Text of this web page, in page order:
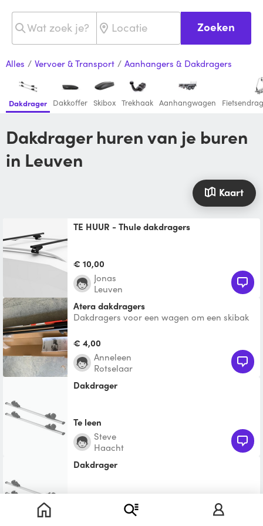
Zoeken
Alles / Vervoer & Transport / Aanhangers & Dakdragers
Dakdrager Dakkoffer Skibox Trekhaak Aanhangwagen
Dakdrager huren van je buren
in Leuven
Kaart
TE HUUR - Thule dakdragers
€ 10,00
Jonas
Leuven
Atera dakdragers
Dakdragers voor een wagen om een skibak
Diverse merken e
€ 4,00
Anneleen
Rotselaar
Dakdrager
Te leen
Steve
Haacht
Dakdrager